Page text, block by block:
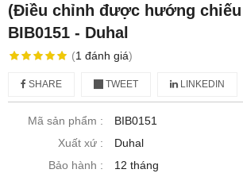
(Điều chỉnh được hướng chiếu
BIB0151 - Duhal
(1 đánh giá)
SHARE TWEET LINKEDIN
Mã sản phẩm :
BIB0151
Xuất xứ :
Duhal
Bảo hành :
12 tháng